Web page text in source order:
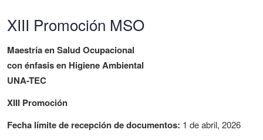
XIII Promoción MSO
Maestría en Salud Ocupacional
con énfasis en Higiene Ambiental
UNA-TEC
XIII Promoción
Fecha límite de recepción de documentos: 1 de abril, 2026